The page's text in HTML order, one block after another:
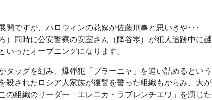
開ですが、ハロウィンの花嫁が佐藤刑事と思いきや･･･
）同時に公安警察の安室さん（降谷零）が犯人追跡中に謎
ったオープニングになります。
タッグを組み、爆弾犯「プラーニャ」を追い詰めるという
殺されたロシア人家族が復讐を誓った組織もからみ、大が
の組織のリーダー「エレニカ・ラブレンチエワ」を演じた